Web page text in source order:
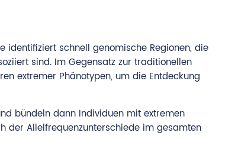
schnell genomische Regionen, die
sind. Im Gegensatz zur traditionellen
extremer Phänotypen, um die Entdeckung
bündeln dann Individuen mit extremen
der Allelfrequenzunterschiede im gesamten